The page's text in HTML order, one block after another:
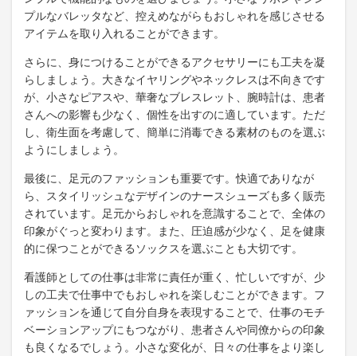
プルなバレッタなど、控えめながらもおしゃれを感じさせる
アイテムを取り入れることができます。
さらに、身につけることができるアクセサリーにも工夫を凝
らしましょう。大きなイヤリングやネックレスは不向きです
が、小さなピアスや、華奢なブレスレット、腕時計は、患者
さんへの影響も少なく、個性を出すのに適しています。ただ
し、衛生面を考慮して、簡単に消毒できる素材のものを選ぶ
ようにしましょう。
最後に、足元のファッションも重要です。快適でありなが
ら、スタイリッシュなデザインのナースシューズも多く販売
されています。足元からおしゃれを意識することで、全体の
印象がぐっと変わります。また、圧迫感が少なく、足を健康
的に保つことができるソックスを選ぶことも大切です。
看護師としての仕事は非常に責任が重く、忙しいですが、少
しの工夫で仕事中でもおしゃれを楽しむことができます。フ
ァッションを通じて自分自身を表現することで、仕事のモチ
ベーションアップにもつながり、患者さんや同僚からの印象
も良くなるでしょう。小さな変化が、日々の仕事をより楽し